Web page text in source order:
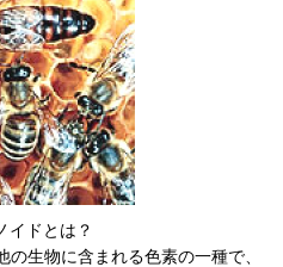
イドとは？
生物に含まれる色素の一種で、